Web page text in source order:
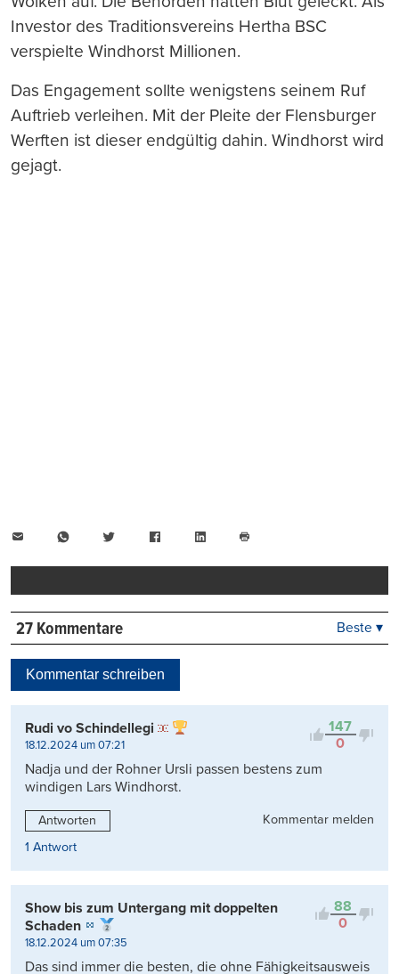
Investor des Traditionsvereins Hertha BSC
verspielte Windhorst Millionen.
Das Engagement sollte wenigstens seinem Ruf
Auftrieb verleihen. Mit der Pleite der Flensburger
Werften ist dieser endgültig dahin. Windhorst wird
gejagt.
WhatsAppTwitter FacebookLinkedIn
drucken
27 Kommentare
Kontrovers
Beste ▾
Kommentar schreiben
147
0
Rudi vo Schindellegi
18.12.2024 um 07:21
Nadja und der Rohner Ursli passen bestens zum
windigen Lars Windhorst.
Antworten
Kommentar melden
1 Antwort
88
0
Show bis zum Untergang mit doppelten
Schaden
18.12.2024 um 07:35
Das sind immer die besten, die ohne Fähigkeitsausweis